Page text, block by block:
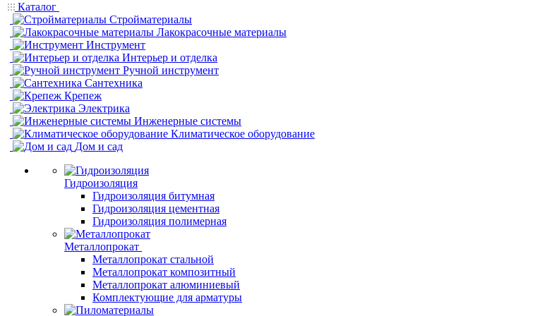
Каталог
Стройматериалы
Лакокрасочные материалы
Инструмент
Интерьер и отделка
Ручной инструмент
Сантехника
Крепеж
Электрика
Инженерные системы
Климатическое оборудование
Дом и сад
Гидроизоляция
Гидроизоляция битумная
Гидроизоляция цементная
Гидроизоляция полимерная
Металлопрокат
Металлопрокат стальной
Металлопрокат композитный
Металлопрокат алюминиевый
Комплектующие для арматуры